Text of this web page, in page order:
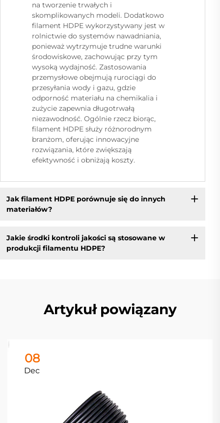
na tworzenie trwałych i
skomplikowanych modeli. Dodatkowo
filament HDPE wykorzystywany jest w
rolnictwie do systemów nawadniania,
ponieważ wytrzymuje trudne warunki
środowiskowe, zachowując przy tym
wysoką wydajność. Zastosowania
przemysłowe obejmują rurociągi do
przesyłania wody i gazu, gdzie
odporność materiału na chemikalia i
zużycie zapewnia długotrwałą
niezawodność. Ogólnie rzecz biorąc,
filament HDPE służy różnorodnym
branżom, oferując innowacyjne
rozwiązania, które zwiększają
efektywność i obniżają koszty.
Jak filament HDPE porównuje się do innych
materiałów?
Jakie środki kontroli jakości są stosowane w
produkcji filamentu HDPE?
Artykuł powiązany
08
Dec